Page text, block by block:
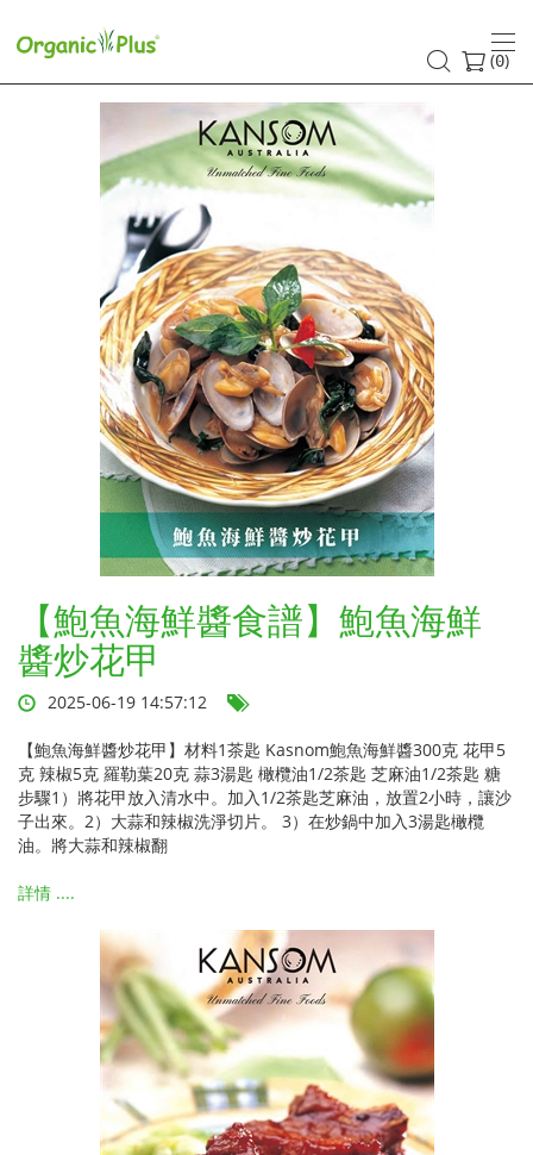
健
康 (0)
【鮑魚海鮮醬食譜】鮑魚海鮮
醬炒花甲
2025-06-19 14:57:12
【鮑魚海鮮醬炒花甲】材料1茶匙 Kasnom鮑魚海鮮醬300克 花甲5
克 辣椒5克 羅勒葉20克 蒜3湯匙 橄欖油1/2茶匙 芝麻油1/2茶匙 糖
步驟1）將花甲放入清水中。加入1/2茶匙芝麻油，放置2小時，讓沙
子出來。2）大蒜和辣椒洗淨切片。 3）在炒鍋中加入3湯匙橄欖
油。將大蒜和辣椒翻
詳情 ....